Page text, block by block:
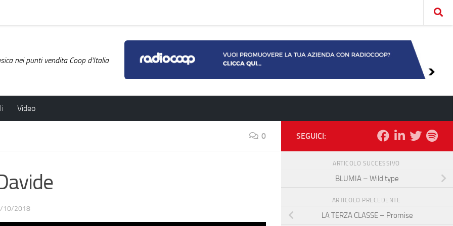
nei punti vendita Coop d'Italia
Video
0
10/2018
SEGUICI:
ARTICOLO SUCCESSIVO
BLUMIA – Wild type
ARTICOLO PRECEDENTE
LA TERZA CLASSE – Promise